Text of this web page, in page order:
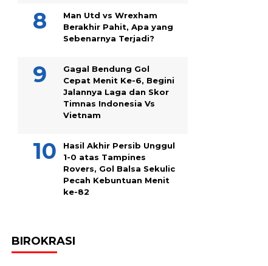
Man Utd vs Wrexham
Berakhir Pahit, Apa yang
Sebenarnya Terjadi?
Gagal Bendung Gol
Cepat Menit Ke-6, Begini
Jalannya Laga dan Skor
Timnas Indonesia Vs
Vietnam
Hasil Akhir Persib Unggul
1-0 atas Tampines
Rovers, Gol Balsa Sekulic
Pecah Kebuntuan Menit
ke-82
BIROKRASI